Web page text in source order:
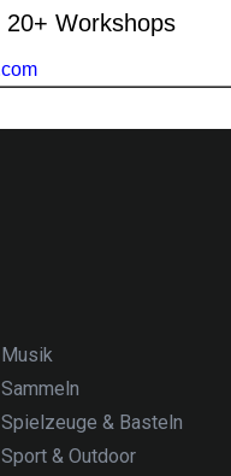
Musik
Sammeln
Spielzeuge & Basteln
Sport & Outdoor